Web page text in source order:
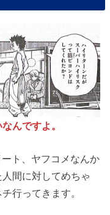
んですよ。
ト、ヤフコメなんか
間に対してめちゃ
行ってきます。